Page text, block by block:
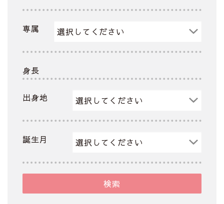
専属
身長
出身地
誕生月
検索